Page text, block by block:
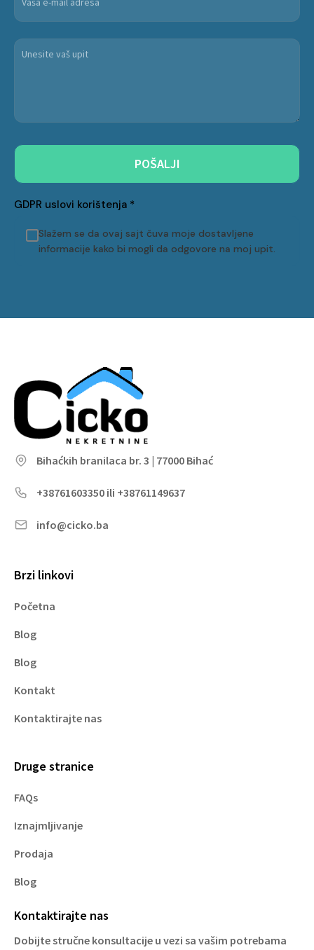
POŠALJI
GDPR uslovi korištenja *
Slažem se da ovaj sajt čuva moje dostavljene
informacije kako bi mogli da odgovore na moj upit.
Bihaćkih branilaca br. 3 | 77000 Bihać
+38761603350 ili +38761149637
info@cicko.ba
Brzi linkovi
Početna
Blog
Blog
Kontakt
Kontaktirajte nas
Druge stranice
FAQs
Iznajmljivanje
Prodaja
Blog
Kontaktirajte nas
Dobijte stručne konsultacije u vezi sa vašim potrebama